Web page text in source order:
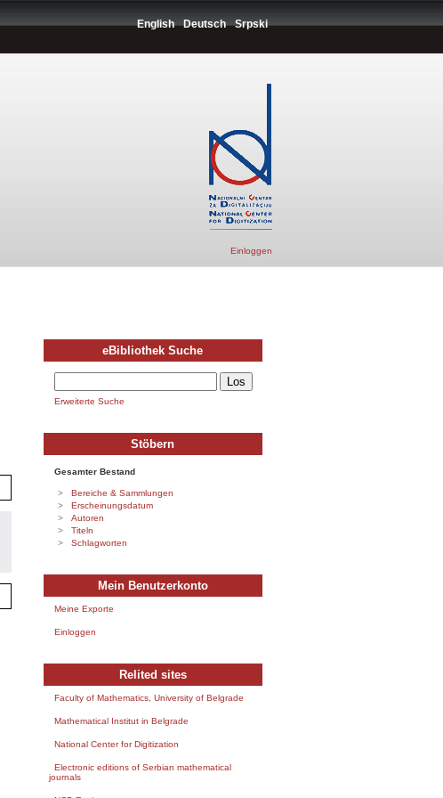
English Deutsch Srpski
Einloggen
eBibliothek Suche
Erweiterte Suche
Stöbern
Gesamter Bestand
Bereiche & Sammlungen
Erscheinungsdatum
Autoren
Titeln
Schlagworten
Mein Benutzerkonto
Meine Exporte
Einloggen
Relited sites
Faculty of Mathematics, University of Belgrade
Mathematical Institut in Belgrade
National Center for Digitization
Electronic editions of Serbian mathematical
journals